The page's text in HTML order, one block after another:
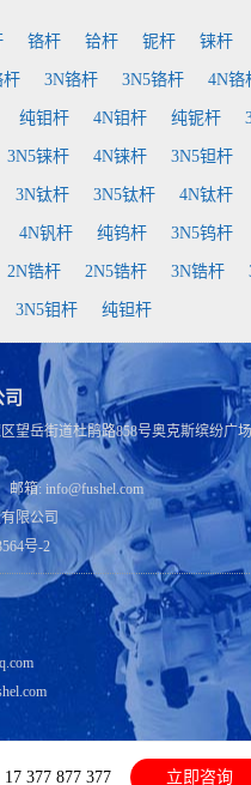
铬杆 铪杆 铌杆 铼杆
杆 3N铬杆 3N5铬杆 4N铬
纯钼杆 4N钼杆 纯铌杆
3N5铼杆 4N铼杆 3N5钽杆
3N钛杆 3N5钛杆 4N钛杆
4N钒杆 纯钨杆 3N5钨杆
2N锆杆 2N5锆杆 3N锆杆
3N5钼杆 纯钽杆
望岳街道杜鹃路858号奥克斯缤纷广
箱: info@fushel.com
限公司
号-2
377 877 377 立即咨询